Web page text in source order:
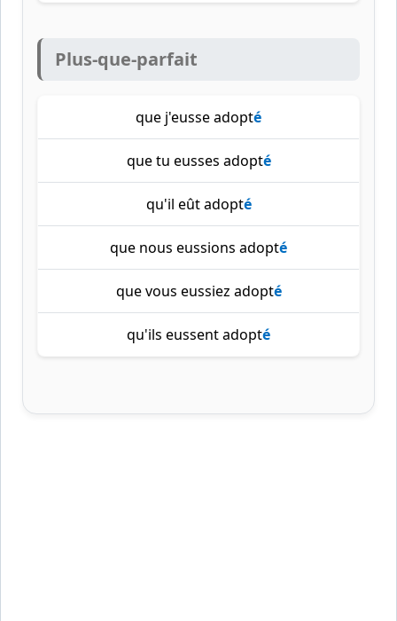
Plus-que-parfait
que j'eusse adopté
que tu eusses adopté
qu'il eût adopté
que nous eussions adopté
que vous eussiez adopté
qu'ils eussent adopté